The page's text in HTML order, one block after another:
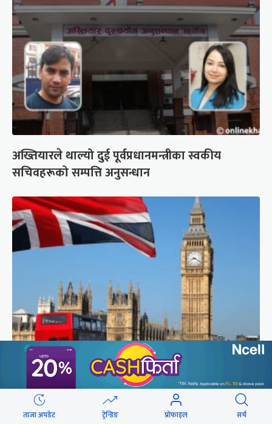
अख्तियारले थाल्यो दुई पूर्वप्रधानमन्त्रीका स्वकीय
सचिवहरूको सम्पत्ति अनुसन्धान
लन्डनप्रति घट्दो आकर्षण, एक वर्षमा ४ लाख २०
हजारले छाडे
ताजा अपडेट ट्रेन्डिङ प्रोफाइल सर्च